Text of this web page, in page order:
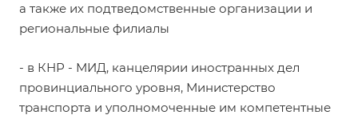
а также их подтведомственные организации и
региональные филиалы
- в КНР - МИД, канцелярии иностранных дел
провинциального уровня, Министерство
транспорта и уполномоченные им компетентные